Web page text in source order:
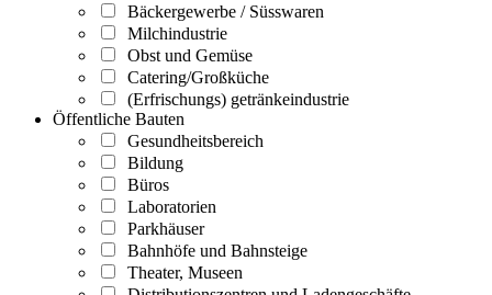
Bäckergewerbe / Süsswaren
Milchindustrie
Obst und Gemüse
Catering/Großküche
(Erfrischungs) getränkeindustrie
Öffentliche Bauten
Gesundheitsbereich
Bildung
Büros
Laboratorien
Parkhäuser
Bahnhöfe und Bahnsteige
Theater, Museen